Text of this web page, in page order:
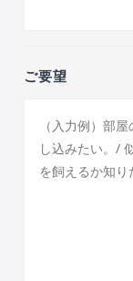
ご要望